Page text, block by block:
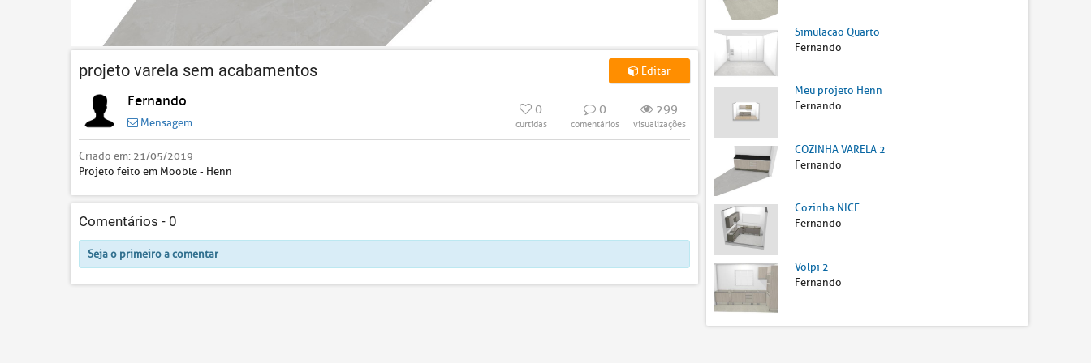
projeto varela sem acabamentos Editar
Fernando
Mensagem
0
curtidas
0
comentários
299
visualizações
Criado em: 21/05/2019
Projeto feito em Mooble - Henn
Comentários - 0
Seja o primeiro a comentar
Simulacao Quarto
Fernando
Meu projeto Henn
Fernando
COZINHA VARELA 2
Fernando
Cozinha NICE
Fernando
Volpi 2
Fernando